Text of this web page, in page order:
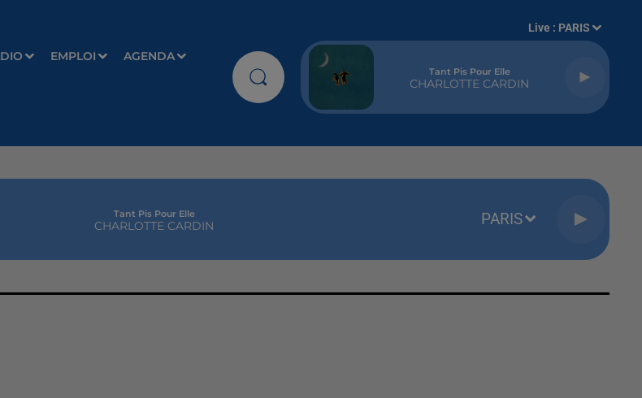
EMPLOI AGENDA
Live : PARIS
Tant Pis Pour Elle
CHARLOTTE CARDIN
Tant Pis Pour Elle
CHARLOTTE CARDIN PARIS